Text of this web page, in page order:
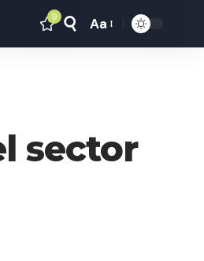
9
Tamaño
Aa
sector